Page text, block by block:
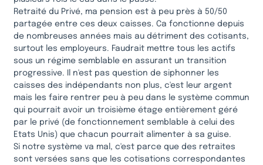
Retraité du Privé, ma pension est à peu près à 50/50
partagée entre ces deux caisses. Ca fonctionne depuis
de nombreuses années mais au détriment des cotisants,
surtout les employeurs. Faudrait mettre tous les actifs
sous un régime semblable en assurant un transition
progressive. Il n'est pas question de siphonner les
caisses des indépendants non plus, c'est leur argent
mais les faire rentrer peu à peu dans le système commun
qui pourrait avoir un troisième étage entièrement géré
par le privé (de fonctionnement semblable à celui des
Etats Unis) que chacun pourrait alimenter à sa guise.
Si notre système va mal, c'est parce que des retraites
sont versées sans que les cotisations correspondantes